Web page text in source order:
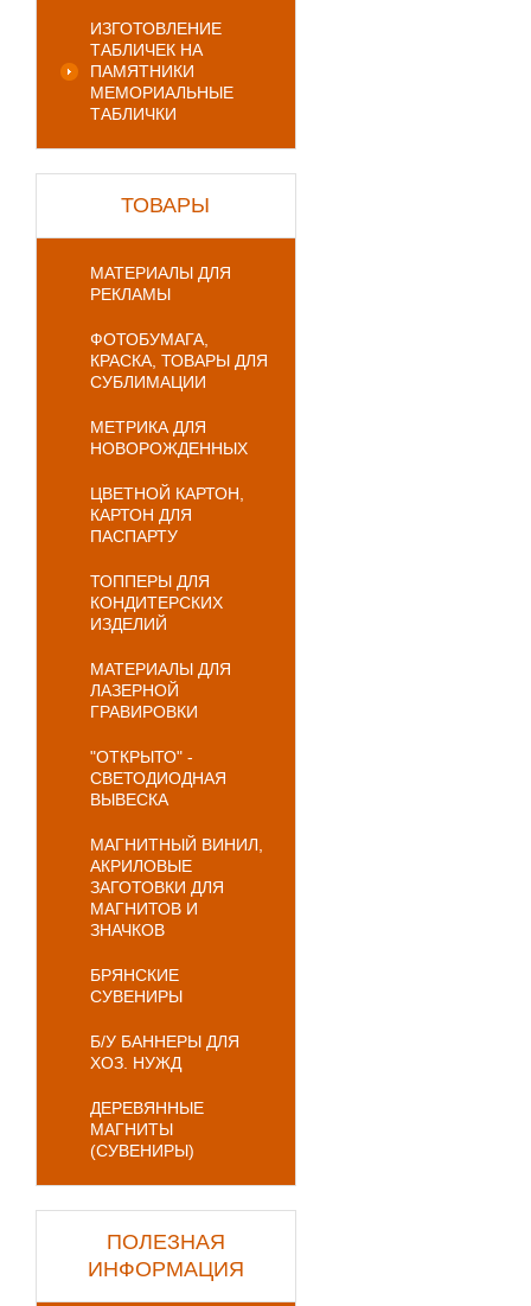
ИЗГОТОВЛЕНИЕ
ТАБЛИЧЕК НА
ПАМЯТНИКИ
МЕМОРИАЛЬНЫЕ
ТАБЛИЧКИ
ТОВАРЫ
МАТЕРИАЛЫ ДЛЯ
РЕКЛАМЫ
ФОТОБУМАГА,
КРАСКА, ТОВАРЫ ДЛЯ
СУБЛИМАЦИИ
МЕТРИКА ДЛЯ
НОВОРОЖДЕННЫХ
ЦВЕТНОЙ КАРТОН,
КАРТОН ДЛЯ
ПАСПАРТУ
ТОППЕРЫ ДЛЯ
КОНДИТЕРСКИХ
ИЗДЕЛИЙ
МАТЕРИАЛЫ ДЛЯ
ЛАЗЕРНОЙ
ГРАВИРОВКИ
"ОТКРЫТО" -
СВЕТОДИОДНАЯ
ВЫВЕСКА
МАГНИТНЫЙ ВИНИЛ,
АКРИЛОВЫЕ
ЗАГОТОВКИ ДЛЯ
МАГНИТОВ И
ЗНАЧКОВ
БРЯНСКИЕ
СУВЕНИРЫ
Б/У БАННЕРЫ ДЛЯ
ХОЗ. НУЖД
ДЕРЕВЯННЫЕ
МАГНИТЫ
(СУВЕНИРЫ)
ПОЛЕЗНАЯ
ИНФОРМАЦИЯ